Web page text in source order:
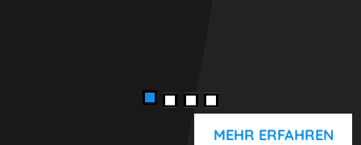
MEHR ERFAHREN